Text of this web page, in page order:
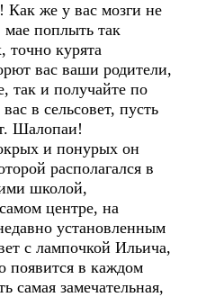
Как же у вас мозги не
мае поплыть так
точно курята
вас ваши родители,
так и получайте по
в сельсовет, пусть
Шалопаи!
и понурых он
располагался в
школой,
центре, на
установленным
с лампочкой Ильича,
появится в каждом
самая замечательная,